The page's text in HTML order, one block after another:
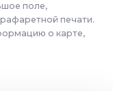
поле,
печати.
о карте,